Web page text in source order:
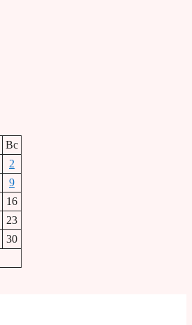
Вс
2
9
16
23
30